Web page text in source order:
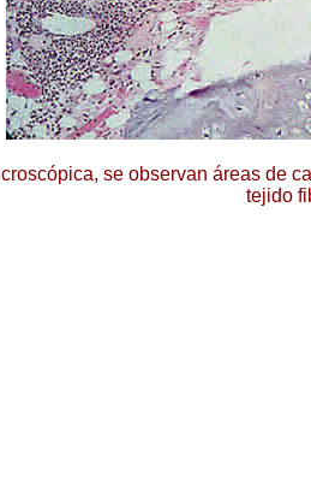
se observan áreas de
tejido